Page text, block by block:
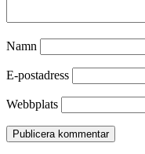
Namn
E-postadress
Webbplats